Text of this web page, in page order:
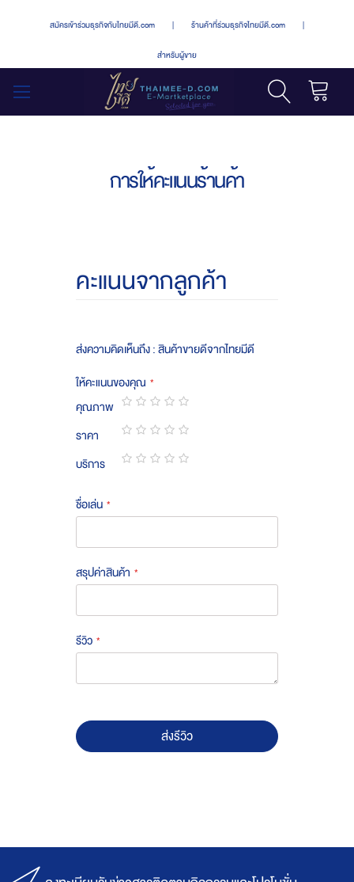
สมัครเข้าร่วมธุรกิจกับไทยมีดี.com | ร้านค้าที่ร่วมธุรกิจไทยมีดี.com |
สำหรับผู้ขาย
การให้คะแนนร้านค้า
คะแนนจากลูกค้า
ส่งความคิดเห็นถึง : สินค้าขายดีจากไทยมีดี
ให้คะแนนของคุณ
คุณภาพ
1
star
2
stars
3
stars
4
stars
5
stars
ราคา
1
star
2
stars
3
stars
4
stars
5
stars
บริการ
ชื่อเล่น
สรุปค่าสินค้า
รีวิว
ส่งรีวิว